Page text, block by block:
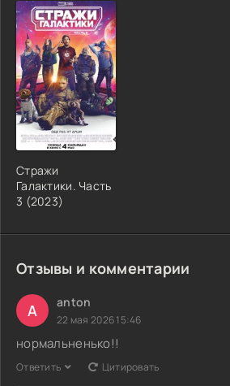
Стражи
Галактики. Часть
3 (2023)
Отзывы и комментарии
A anton
22 мая 2026 15:46
нормальненько!!
Ответить Цитировать